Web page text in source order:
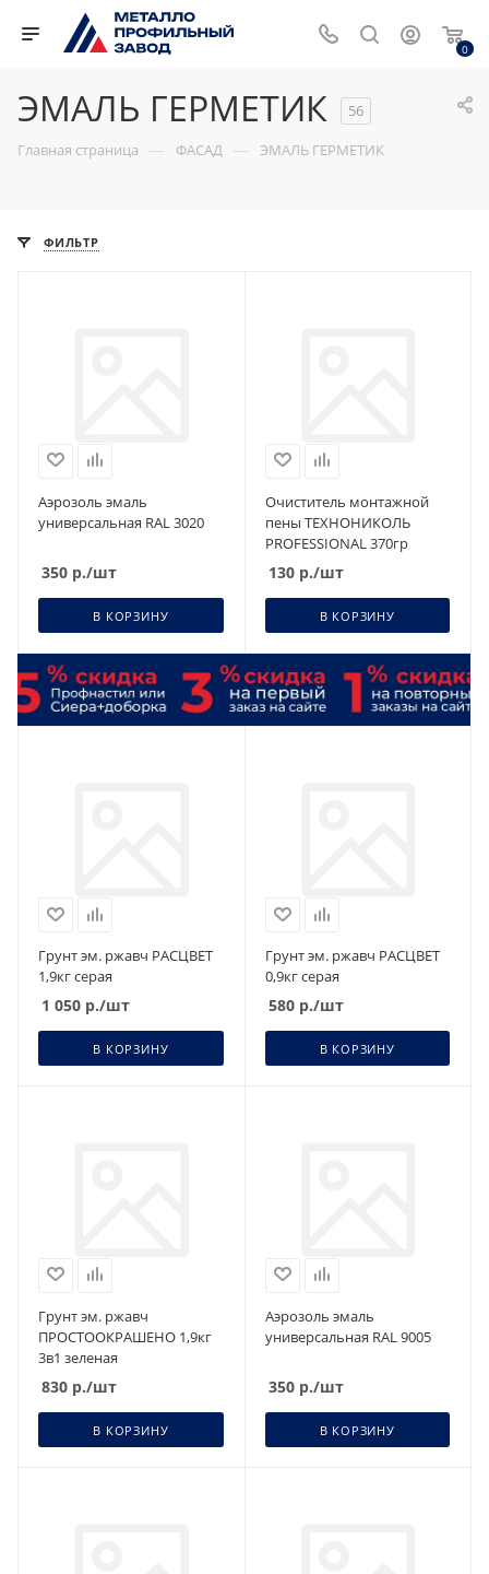
0
ЭМАЛЬ ГЕРМЕТИК
56
Главная страница
— ФАСАД — ЭМАЛЬ ГЕРМЕТИК
ФИЛЬТР
Аэрозоль эмаль
универсальная RAL 3020
350 р./шт
В КОРЗИНУ
Очиститель монтажной
пены ТЕХНОНИКОЛЬ
PROFESSIONAL 370гр
130р./шт
В КОРЗИНУ
Грунт эм. ржавч РАСЦВЕТ
1,9кг серая
1 050 р./шт
В КОРЗИНУ
Грунт эм. ржавч РАСЦВЕТ
0,9кг серая
580р./шт
В КОРЗИНУ
Грунт эм. ржавч
ПРОСТООКРАШЕНО 1,9кг
3в1 зеленая
830 р./шт
В КОРЗИНУ
Аэрозоль эмаль
универсальная RAL 9005
350р./шт
В КОРЗИНУ